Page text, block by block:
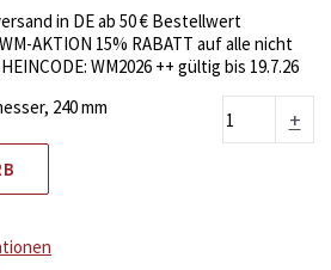
in DE ab 50 € Bestellwert
AKTION 15% RABATT auf alle nicht
WM2026 ++ gültig bis 19.7.26
240 mm
+